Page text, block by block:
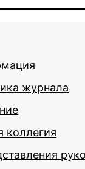
журнала
коллегия